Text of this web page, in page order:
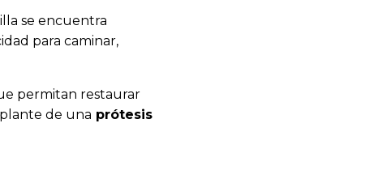
se encuentra
para caminar,
permitan restaurar
de una prótesis